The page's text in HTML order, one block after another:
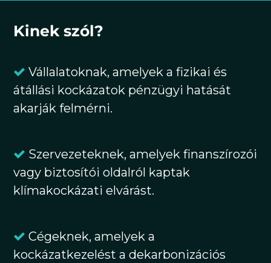
Kinek szól?
Vállalatoknak, amelyek a fizikai és
átállási kockázatok pénzügyi hatását
akarják felmérni.
Szervezeteknek, amelyek finanszírozói
vagy biztosítói oldalról kaptak
klímakockázati elvárást.
Cégeknek, amelyek a
kockázatkezelést a dekarbonizációs